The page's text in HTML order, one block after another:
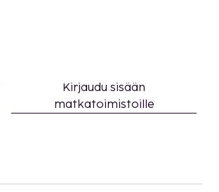
Kirjaudu sisään
matkatoimistoille